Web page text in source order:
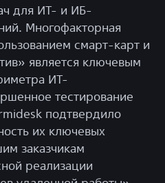
для ИТ- и ИБ-
Многофакторная
смарт-карт и
является ключевым
ИТ-
тестирование
подтвердило
их ключевых
заказчикам
реализации